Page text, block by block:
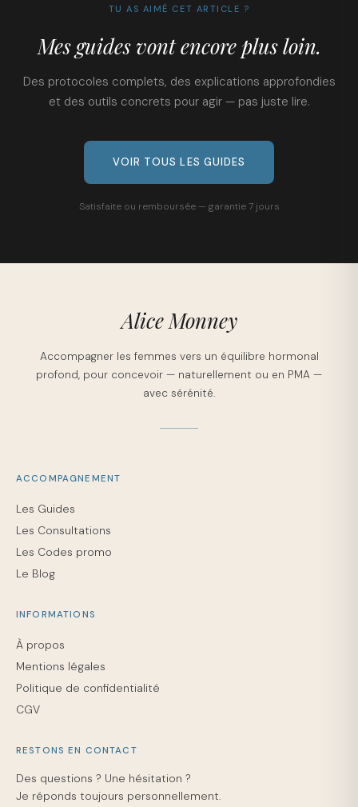
TU AS AIMÉ CET ARTICLE ?
Mes guides vont encore plus loin.
Des protocoles complets, des explications approfondies
et des outils concrets pour agir — pas juste lire.
VOIR TOUS LES GUIDES
Satisfaite ou remboursée — garantie 7 jours
Alice Monney
Accompagner les femmes vers un équilibre hormonal
profond, pour concevoir — naturellement ou en PMA —
avec sérénité.
ACCOMPAGNEMENT
Les Guides
Les Consultations
Les Codes promo
Le Blog
INFORMATIONS
À propos
Mentions légales
Politique de confidentialité
CGV
RESTONS EN CONTACT
Des questions ? Une hésitation ?
Je réponds toujours personnellement.